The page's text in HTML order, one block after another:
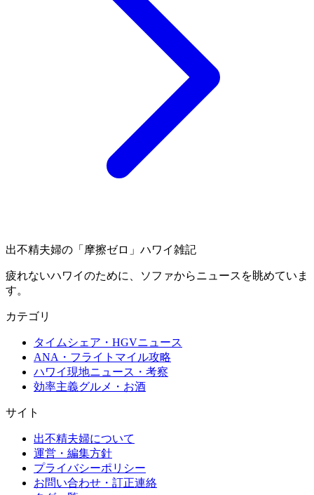
出不精夫婦の 「摩擦ゼロ」 ハワイ雑記
疲れないハワイのために、ソファからニュースを眺めていま
す。
カテゴリ
タイムシェア・HGVニュース
ANA・フライトマイル攻略
ハワイ現地ニュース・考察
効率主義グルメ・お酒
サイト
出不精夫婦について
運営・編集方針
プライバシーポリシー
お問い合わせ・訂正連絡